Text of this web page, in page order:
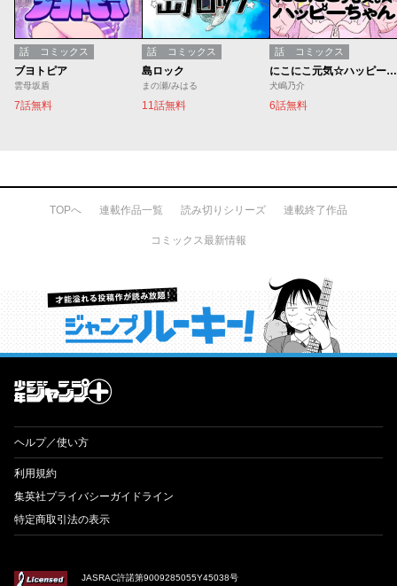
話 コミックス
ブヨトピア
雲母坂盾
7話無料
話 コミックス
島ロック
まの瀬/みはる
11話無料
話 コミックス
にこにこ元気☆ハッピーちゃん
犬嶋乃介
6話無料
TOPへ 連載作品一覧 読み切りシリーズ 連載終了作品
コミックス最新情報
才能溢れる投稿作が読み放題！ ジャンプルーキー！
ヘルプ／使い方
利用規約
集英社プライバシーガイドライン
特定商取引法の表示
JASRAC許諾第9009285055Y45038号